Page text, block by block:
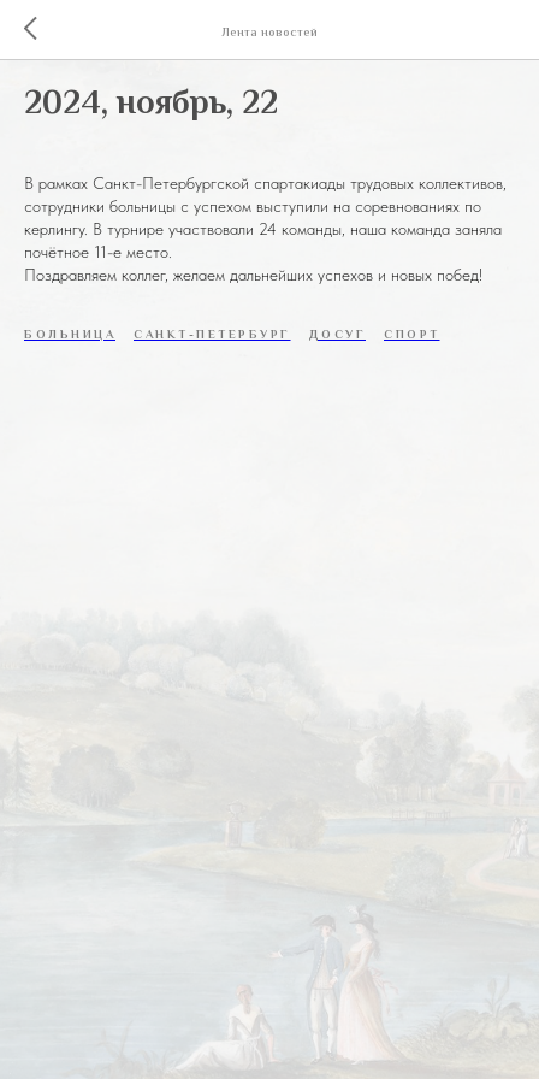
Лента новостей
2024, ноябрь, 22
В рамках Санкт-Петербургской спартакиады трудовых коллективов,
сотрудники больницы с успехом выступили на соревнованиях по
керлингу. В турнире участвовали 24 команды, наша команда заняла
почётное 11-е место.
Поздравляем коллег, желаем дальнейших успехов и новых побед!
БОЛЬНИЦА САНКТ-ПЕТЕРБУРГ ДОСУГ СПОРТ